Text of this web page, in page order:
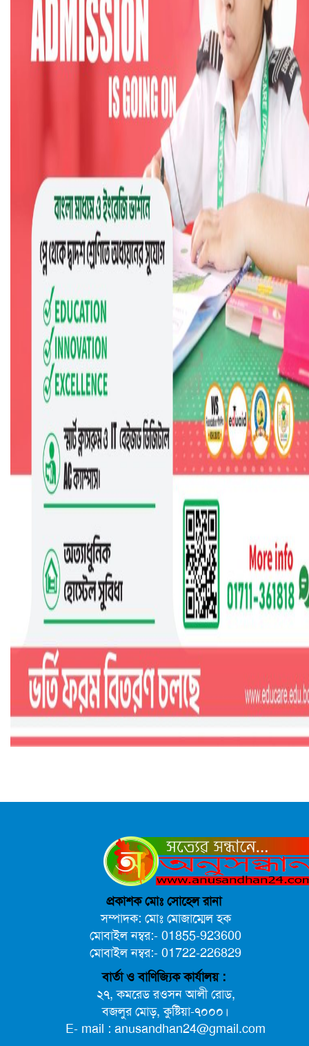
প্রকাশক মোঃ সোহেল রানা
সম্পাদক: মোঃ মোজাম্মেল হক
মোবাইল নম্বর:- 01855-923600
মোবাইল নম্বর:- 01722-226829
বার্তা ও বাণিজ্যিক কার্যালয় :
২৭, কমরেড রওসন আলী রোড,
বজলুর মোড়, কুষ্টিয়া-৭০০০।
E- mail : anusandhan24@gmail.com